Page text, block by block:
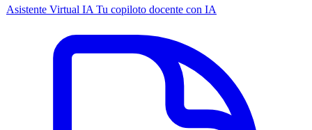
Asistente Virtual IA Tu copiloto docente con IA